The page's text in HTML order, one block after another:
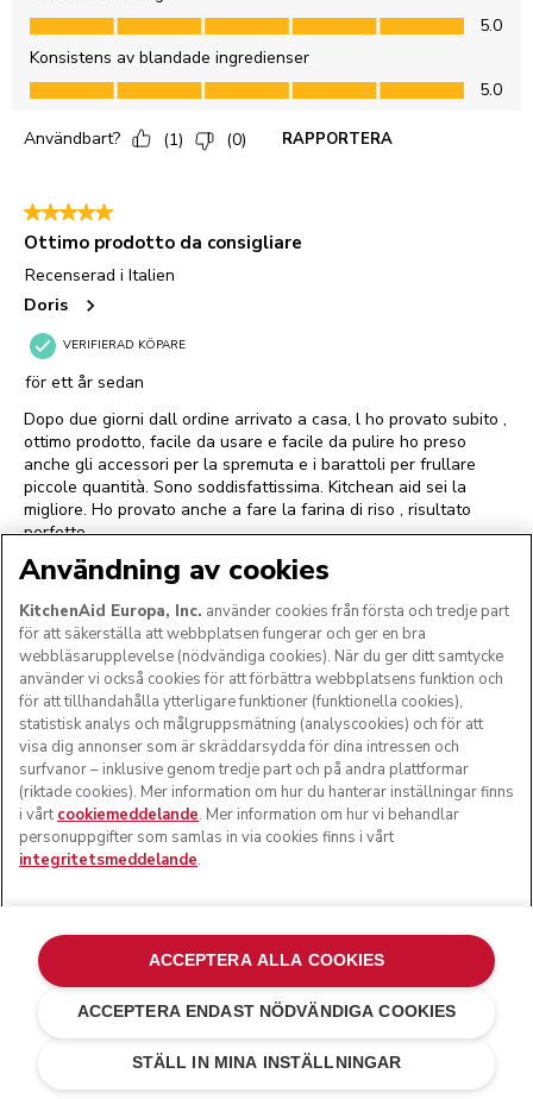
Mattsvart
kr 2 719,20
kr 3 399,00
Spara
SKICKA ETT E-POSTMEDDELANDE TILL
MIG NÄR DEN ÄR TILLGÄNGLIG
Användning av cookies
KitchenAid Europa, Inc. använder cookies från första och tredje part
för att säkerställa att webbplatsen fungerar och ger en bra
webbläsarupplevelse (nödvändiga cookies). När du ger ditt samtycke
använder vi också cookies för att förbättra webbplatsens funktion och
för att tillhandahålla ytterligare funktioner (funktionella cookies),
statistisk analys och målgruppsmätning (analyscookies) och för att
visa dig annonser som är skräddarsydda för dina intressen och
surfvanor – inklusive genom tredje part och på andra plattformar
(riktade cookies). Mer information om hur du hanterar inställningar finns
i vårt cookiemeddelande. Mer information om hur vi behandlar
personuppgifter som samlas in via cookies finns i vårt
integritetsmeddelande.
STÄLL IN MINA INSTÄLLNINGAR
ACCEPTERA ENDAST NÖDVÄNDIGA COOKIES
ACCEPTERA ALLA COOKIES